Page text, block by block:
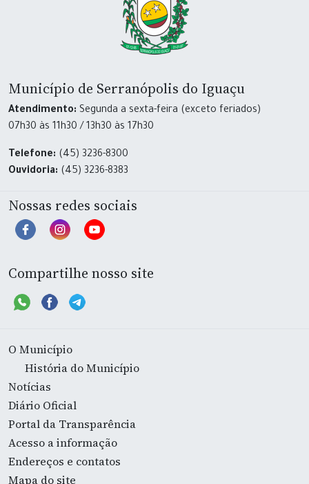
Município de Serranópolis do Iguaçu
Atendimento: Segunda a sexta-feira (exceto feriados)
07h30 às 11h30 / 13h30 às 17h30
Telefone: (45) 3236-8300
Ouvidoria: (45) 3236-8383
Nossas redes sociais
Compartilhe nosso site
O Município
História do Município
Notícias
Diário Oficial
Portal da Transparência
Acesso a informação
Endereços e contatos
Mapa do site